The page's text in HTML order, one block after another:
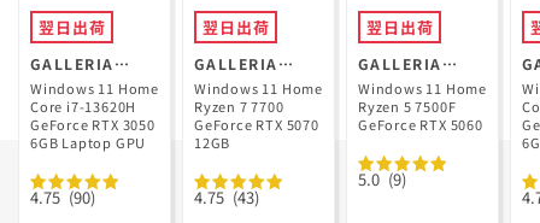
翌日出荷
GALLERIA
RL7C-R35-5N
Windows 11 Home
Core i7-13620H
GeForce RTX 3050
6GB Laptop GPU
4.75 (90)
翌日出荷
GALLERIA
XPR7A-R57-GD
Ryzen 7 7700
搭載
Windows 11 Home
Ryzen 7 7700
GeForce RTX 5070
12GB
4.75 (43)
翌日出荷
GALLERIA
XGR5M-R56-
GD Ryzen 5
7500F搭載
Windows 11 Home
Ryzen 5 7500F
GeForce RTX 5060
5.0 (9)